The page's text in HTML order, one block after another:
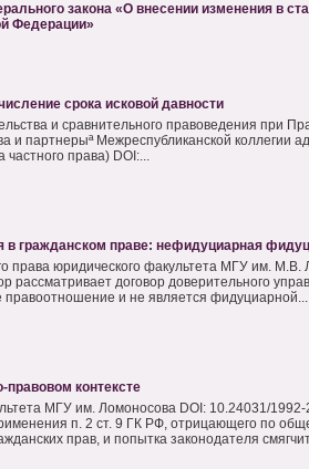
закона «О внесении изменения в
Федерации»
срока исковой давности
и сравнительного правоведения при
и партнерыª Межреспубликанской коллегии
права) DOI:...
в гражданском праве: нефидуциарная
права юридического факультета МГУ им. М.В.
договор доверительного
и не является фидуциарной...
правовом контексте
МГУ им. Ломоносова DOI: 10.24031/
п. 2 ст. 9 ГК РФ, отрицающего по
прав, и попытка законодателя